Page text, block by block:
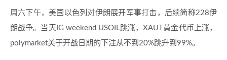
周六下午，美国以色列对伊朗展开军事打击，后续简称228伊
朗战争。当天IG weekend USOIL跳涨，XAUT黄金代币上涨，
polymarket关于开战日期的下注从不到20%跳升到99%。